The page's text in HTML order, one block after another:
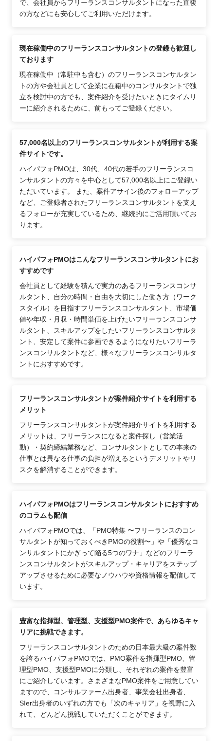
で、会社員からフリーランスコンサルタントになった直後
の方などにも安心してご利用いただけます。
現在稼働中のフリーランスコンサルタントの登録も歓迎し
ております
現在稼働中（常駐中も含む）のフリーランスコンサルタン
トの方や会社員として企業に在籍中のコンサルタントで独
立を検討中の方でも、案件紹介を受けたいときにタイムリ
ーに紹介されるために、前もってご登録ください。
57,000名以上のフリーランスコンサルタントが利用する案
件サイトです。
ハイパフォPMOは、30代、40代の若手のフリーランスコ
ンサルタントの方々を中心として57,000名以上にご登録い
ただいています。 また、案件アサイン後のフォローアップ
など、ご登録者されたフリーランスコンサルタントを支え
るフォローが充実しているため、継続的にご活用頂いてお
ります。
ハイパフォPMOはこんなフリーランスコンサルタントにお
すすめです
会社員として経験を積んで実力のあるフリーランスコンサ
ルタント、自分の時間・自由を大切にした働き方（ワーク
スタイル）を目指すフリーランスコンサルタント、市場価
値や年収・月収・時間単価を上げたいフリーランスコンサ
ルタント、スキルアップをしたいフリーランスコンサルタ
ント、安定して案件に参画できるようになりたいフリーラ
ンスコンサルタントなど、様々なフリーランスコンサルタ
ントにおすすめです。
フリーランスコンサルタントが案件紹介サイトを利用する
メリット
フリーランスコンサルタントが案件紹介サイトを利用する
メリットは、フリーランスになると案件探し（営業活
動）・契約締結業務など、コンサルタントとしての本来の
仕事とは異なる仕事の負担が増えるというデメリットやリ
スクを解消することができます。
ハイパフォPMOはフリーランスコンサルタントにおすすめ
のコラムも配信
ハイパフォPMOでは、「PMO特集 〜フリーランスのコン
サルタントが知っておくべきPMOの役割〜」や「優秀なコ
ンサルタントにかぎって陥る5つのワナ」などのフリーラ
ンスコンサルタントがスキルアップ・キャリアをステップ
アップさせるために必要なノウハウや資格情報を配信して
います。
豊富な指揮型、管理型、支援型PMO案件で、あらゆるキャ
リアに挑戦できます。
フリーランスコンサルタントのための日本最大級の案件数
を誇るハイパフォPMOでは、PMO案件を指揮型PMO、管
理型PMO、支援型PMOに分類し、それぞれの案件を豊富
にご紹介しています。さまざまなPMO案件をご用意してい
ますので、コンサルファーム出身者、事業会社出身者、
SIer出身者のいずれの方でも「次のキャリア」を視野に入
れて、どんどん挑戦していただくことができます。